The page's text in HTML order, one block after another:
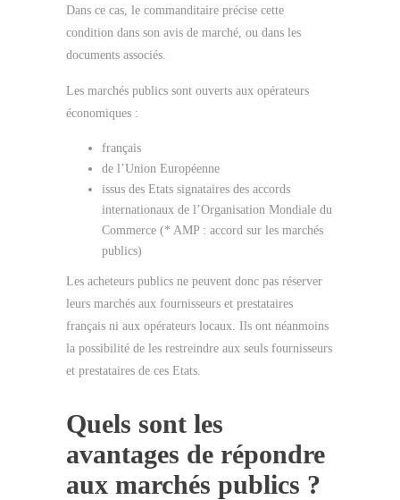
Dans ce cas, le commanditaire précise cette
condition dans son avis de marché, ou dans les
documents associés.
Les marchés publics sont ouverts aux opérateurs
économiques :
français
de l’Union Européenne
issus des Etats signataires des accords
internationaux de l’Organisation Mondiale du
Commerce (* AMP : accord sur les marchés
publics)
Les acheteurs publics ne peuvent donc pas réserver
leurs marchés aux fournisseurs et prestataires
français ni aux opérateurs locaux. Ils ont néanmoins
la possibilité de les restreindre aux seuls fournisseurs
et prestataires de ces Etats.
Quels sont les
avantages de répondre
aux marchés publics ?